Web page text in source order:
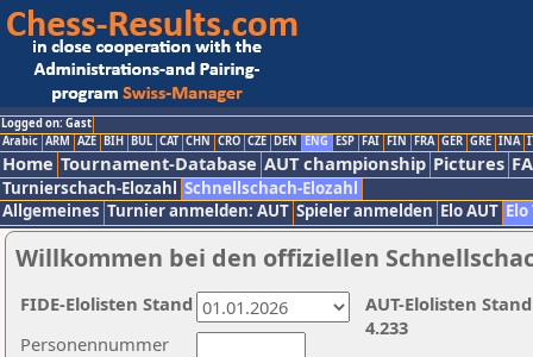
Logged on: Gast
Arabic ARM AZE BIH BUL CAT CHN CRO CZE DEN ENG ESP FAI FIN FRA GER GRE INA
Home Tournament-Database AUT championship Pictures
Turnierschach-Elozahl Schnellschach-Elozahl
Allgemeines Turnier anmelden: AUT Spieler anmelden Elo AUT
Willkommen bei den offiziellen
Personennummer
AUT-Elolisten
4.233
FIDE-Elolisten Stand